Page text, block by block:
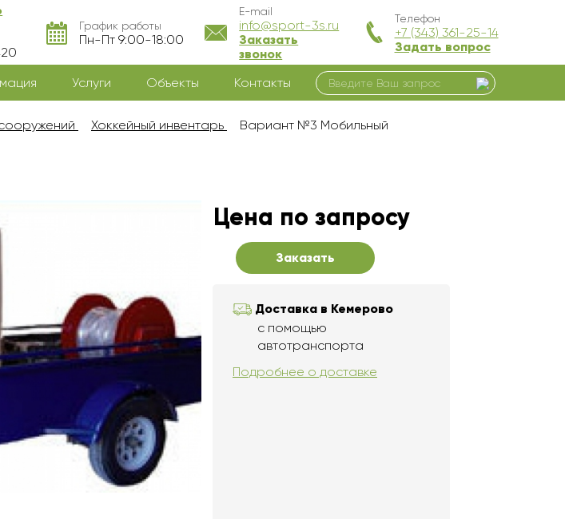
График работы
Пн-Пт 9:00-18:00
E-mail
info@sport-3s.ru
Заказать
звонок
Телефон
+7 (343) 361-25-14
Задать вопрос
Услуги Объекты Контакты
Хоккейный инвентарь Вариант №3 Мобильный
Цена по запросу
Заказать
Доставка в Кемерово
с помощью
автотранспорта
Подробнее о доставке